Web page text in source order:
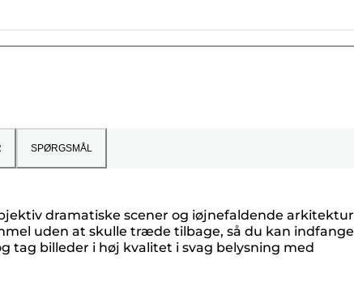
SPØRGSMÅL
dramatiske scener og iøjnefaldende
uden at skulle træde tilbage, så du kan indfange
tag billeder i høj kvalitet i svag belysning med